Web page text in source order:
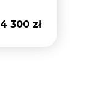
4 300 zł